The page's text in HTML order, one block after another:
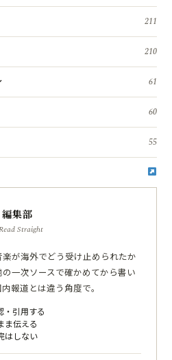
211
210
61
60
55
集部
Straight
が海外でどう受け止められたか
一次ソースで確かめてから書い
報道とは違う角度で。
・引用する
ま伝える
はしない